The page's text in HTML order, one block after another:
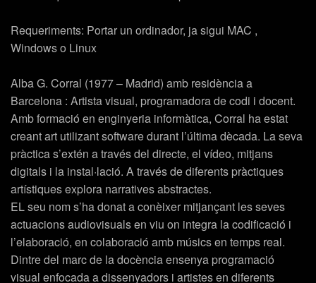
Requeriments: Portar un ordinador, ja sigui MAC ,
Windows o Linux
Alba G. Corral (1977 – Madrid) amb residència a
Barcelona : Artista visual, programadora de codi i docent.
Amb formació en enginyeria informàtica, Corral ha estat
creant art utilizant software durant l’última dècada. La seva
pràctica s’extén a través del directe, el vídeo, mitjans
digitals i la instal·lació. A través de diferents pràctiques
artístiques explora narratives abstractes.
EL seu nom s’ha donat a conèixer mitjançant les seves
actuacions audiovisuals en viu on integra la codificació i
l’elaboració, en colaboració amb músics en temps real.
Dintre del marc de la docència ensenya programació
visual enfocada a dissenyadors i artistes en diferents